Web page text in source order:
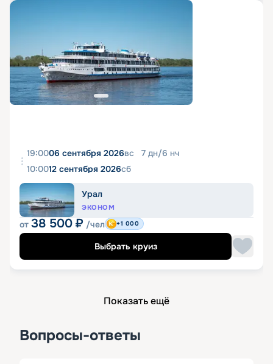
19:0006 сентября 2026вс 7 дн/6 нч
10:0012 сентября 2026сб
Урал
ЭКОНОМ
от 38 500 ₽ /чел +1 000
Выбрать круиз
Показать ещё
Вопросы-ответы